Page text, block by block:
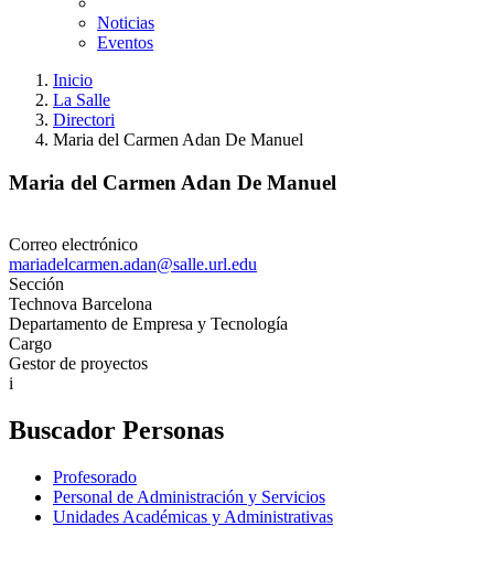
Noticias
Eventos
Inicio
La Salle
Directori
Maria del Carmen Adan De Manuel
Maria del Carmen Adan De Manuel
Correo electrónico
mariadelcarmen.adan@salle.url.edu
Sección
Technova Barcelona
Departamento de Empresa y Tecnología
Cargo
Gestor de proyectos
i
Buscador Personas
Profesorado
Personal de Administración y Servicios
Unidades Académicas y Administrativas